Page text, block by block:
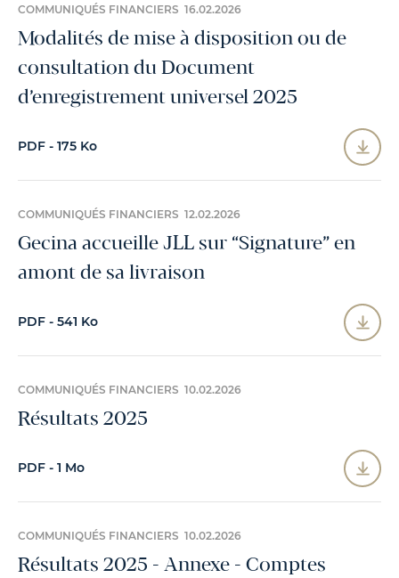
COMMUNIQUÉS FINANCIERS 16.02.2026
Modalités de mise à disposition ou de
consultation du Document
d’enregistrement universel 2025
PDF - 175 Ko
COMMUNIQUÉS FINANCIERS 12.02.2026
Gecina accueille JLL sur “Signature” en
amont de sa livraison
PDF - 541 Ko
COMMUNIQUÉS FINANCIERS 10.02.2026
Résultats 2025
PDF - 1 Mo
COMMUNIQUÉS FINANCIERS 10.02.2026
Résultats 2025 - Annexe - Comptes